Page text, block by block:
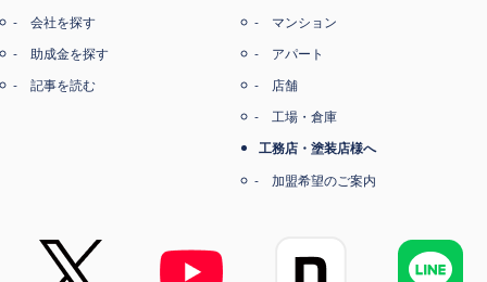
会社を探す
助成金を探す
記事を読む
マンション
アパート
店舗
工場・倉庫
工務店・塗装店様へ
加盟希望のご案内